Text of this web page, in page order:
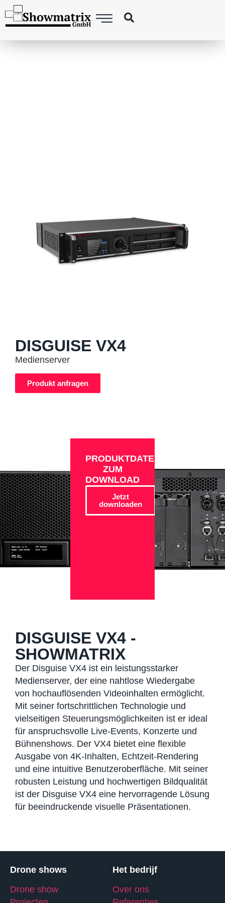
DISGUISE VX4
Medienserver
Produkt anfragen
PRODUKTDATEN
ZUM
DOWNLOAD
Jetzt
downloaden
DISGUISE VX4 -
SHOWMATRIX
Der Disguise VX4 ist ein leistungsstarker
Medienserver, der eine nahtlose Wiedergabe
von hochauflösenden Videoinhalten ermöglicht.
Mit seiner fortschrittlichen Technologie und
vielseitigen Steuerungsmöglichkeiten ist er ideal
für anspruchsvolle Live-Events, Konzerte und
Bühnenshows. Der VX4 bietet eine flexible
Ausgabe von 4K-Inhalten, Echtzeit-Rendering
und eine intuitive Benutzeroberfläche. Mit seiner
robusten Leistung und hochwertigen Bildqualität
ist der Disguise VX4 eine hervorragende Lösung
für beeindruckende visuelle Präsentationen.
Drone shows
Drone show
Het bedrijf
Over ons